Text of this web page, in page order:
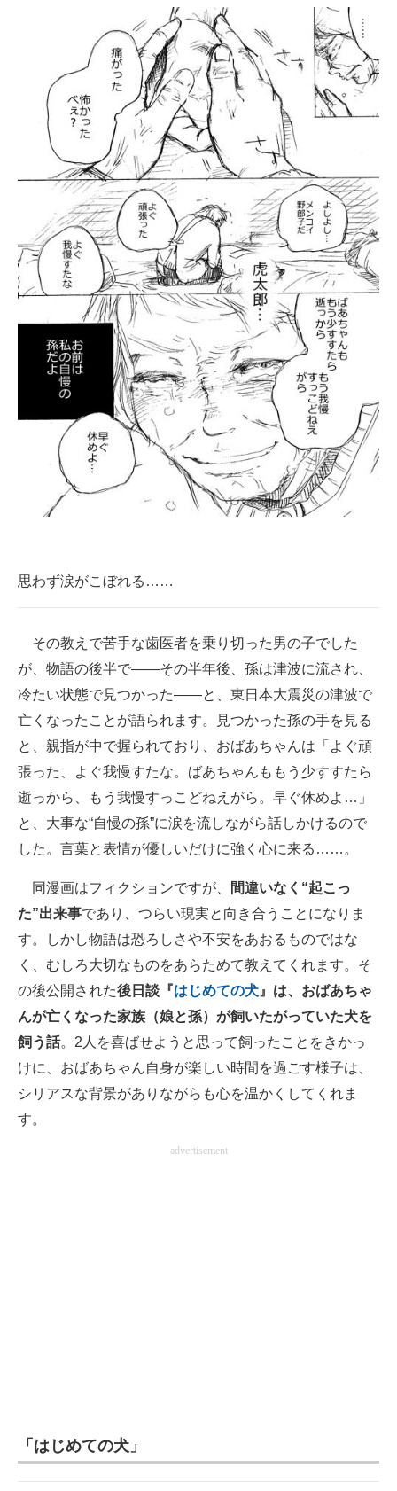
思わず涙がこぼれる……
その教えで苦手な歯医者を乗り切った男の子でした
が、物語の後半で――その半年後、孫は津波に流され、
冷たい状態で見つかった――と、東日本大震災の津波で
亡くなったことが語られます。見つかった孫の手を見る
と、親指が中で握られており、おばあちゃんは「よぐ頑
張った、よぐ我慢すたな。ばあちゃんももう少すすたら
逝っから、もう我慢すっこどねえがら。早ぐ休めよ…」
と、大事な“自慢の孫”に涙を流しながら話しかけるので
した。言葉と表情が優しいだけに強く心に来る……。
同漫画はフィクションですが、
間違いなく“起こっ
た”出来事であり、つらい現実と向き合うことになりま
す。しかし物語は恐ろしさや不安をあおるものではな
く、むしろ大切なものをあらためて教えてくれます。そ
の後公開された後日談『はじめての犬 』は、おばあちゃ
んが亡くなった家族（娘と孫）が飼いたがっていた犬を
飼う話。2人を喜ばせようと思って飼ったことをきかっ
けに、おばあちゃん自身が楽しい時間を過ごす様子は、
シリアスな背景がありながらも心を温かくしてくれま
す。
advertisement
「はじめての犬」